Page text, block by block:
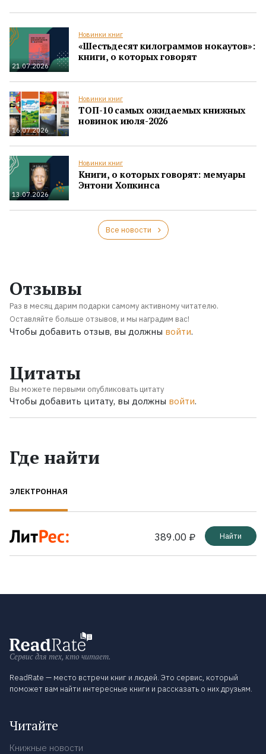
21.07.2026
Новинки книг
«Шестьдесят килограммов нокаутов»:
книги, о которых говорят
16.07.2026
Новинки книг
ТОП-10 самых ожидаемых книжных
новинок июля-2026
13.07.2026
Новинки книг
Книги, о которых говорят: мемуары
Энтони Хопкинса
Все новости
Отзывы
Раз в месяц дарим подарки самому активному читателю.
Оставляйте больше отзывов, и мы наградим вас!
Чтобы добавить отзыв, вы должны войти.
Цитаты
Вы можете первыми опубликовать цитату
Чтобы добавить цитату, вы должны войти.
Где найти
ЭЛЕКТРОННАЯ
389.00 ₽ Найти
Сервис для тех, кто читает.
ReadRate — место встречи книг и людей. Это сервис, который
поможет вам найти интересные книги и рассказать о них друзьям.
Читайте
Книжные новости